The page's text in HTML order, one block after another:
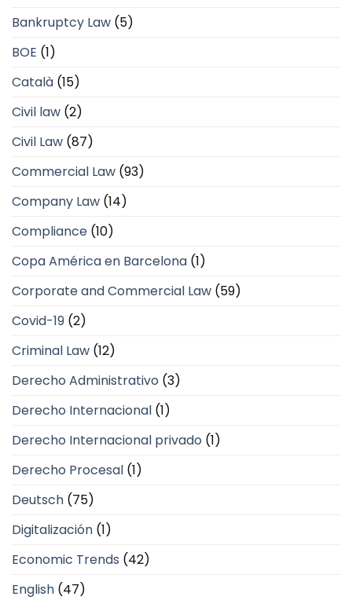
Bankruptcy Law (5)
BOE (1)
Català (15)
Civil law (2)
Civil Law (87)
Commercial Law (93)
Company Law (14)
Compliance (10)
Copa América en Barcelona (1)
Corporate and Commercial Law (59)
Covid-19 (2)
Criminal Law (12)
Derecho Administrativo (3)
Derecho Internacional (1)
Derecho Internacional privado (1)
Derecho Procesal (1)
Deutsch (75)
Digitalización (1)
Economic Trends (42)
English (47)